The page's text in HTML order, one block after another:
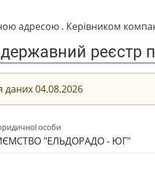
адресою . Керівником
реєстр
даних 04.08.2026
особи
"ЕЛЬДОРАДО - ЮГ"